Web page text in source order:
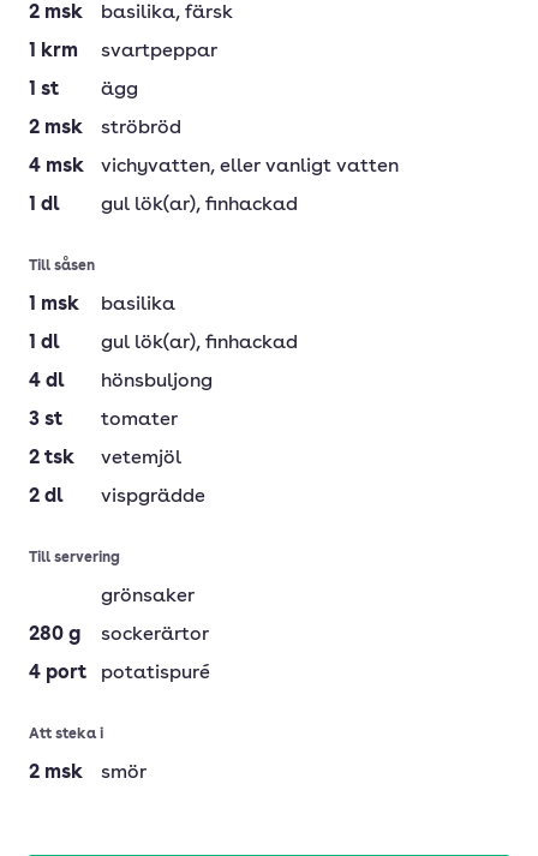
2 msk basilika, färsk
1
krm
svartpeppar
1 st
ägg
2 msk
ströbröd
4 msk vichyvatten, eller vanligt vatten
1 dl gul lök(ar), finhackad
Till såsen
1 msk
basilika
1 dl gul lök(ar), finhackad
4 dl
hönsbuljong
3 st
tomater
2 tsk
vetemjöl
2 dl vispgrädde
Till servering
grönsaker
280 g
sockerärtor
4 port potatispuré
Att steka i
2 msk smör